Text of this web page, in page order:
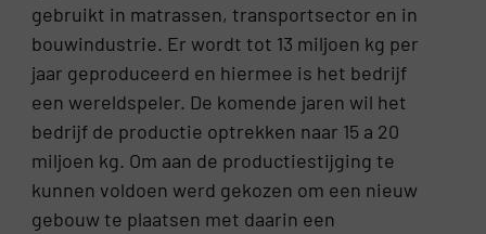
gebruikt in matrassen, transportsector en in
bouwindustrie. Er wordt tot 13 miljoen kg per
jaar geproduceerd en hiermee is het bedrijf
een wereldspeler. De komende jaren wil het
bedrijf de productie optrekken naar 15 a 20
miljoen kg. Om aan de productiestijging te
kunnen voldoen werd gekozen om een nieuw
gebouw te plaatsen met daarin een